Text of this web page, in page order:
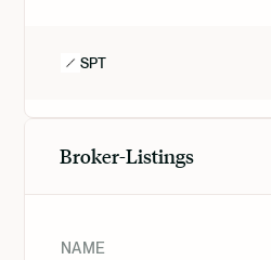
SPT
Broker-Listings
NAME